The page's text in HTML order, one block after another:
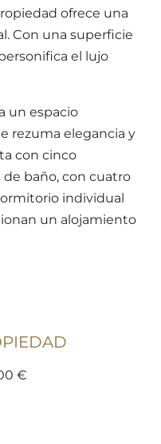
ofrece una
Con una superficie
el lujo
un espacio
rezuma elegancia y
con cinco
baño, con cuatro
individual
un alojamiento
€